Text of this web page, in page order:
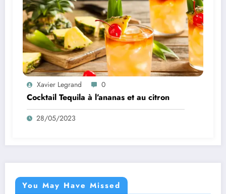
Xavier Legrand 0
Cocktail Tequila à l’ananas et au citron
28/05/2023
You May Have Missed